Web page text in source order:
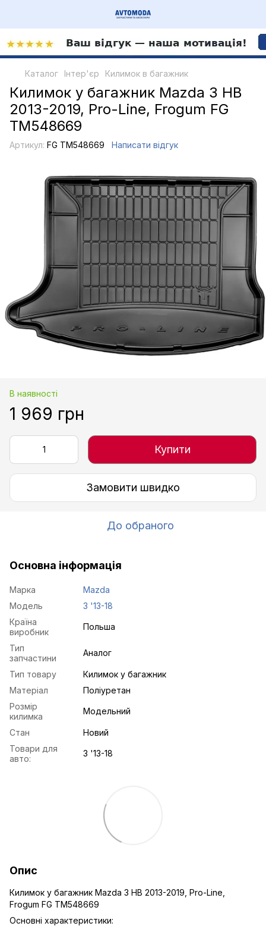
Каталог Інтер'єр Килимок в багажник
Килимок у багажник Mazda 3 HB
2013-2019, Pro-Line, Frogum FG
TM548669
Артикул: FG TM548669 Написати відгук
В наявності
1 969 грн
Купити
Замовити швидко
До обраного
Основна інформація
Марка
Mazda
Модель
3 '13-18
Країна
виробник
Польша
Тип
запчастини
Аналог
Тип товару
Килимок у багажник
Матеріал
Поліуретан
Розмір
килимка
Модельний
Стан
Новий
Товари для
авто:
3 '13-18
Опис
Килимок у багажник Mazda 3 HB 2013-2019, Pro-Line,
Frogum FG TM548669
Основні характеристики: